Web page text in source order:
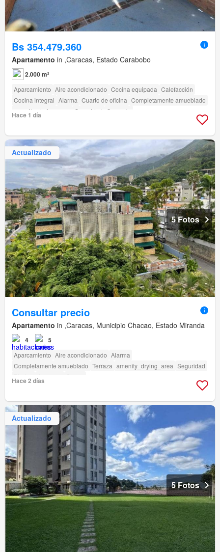
Bs 354.479.360
Apartamento in ,Caracas, Estado Carabobo
2.000 m²
Aparcamiento Aire acondicionado Cocina equipada Calefacción
Cocina integral Alarma Cuarto de oficina Completamente amueblado
amenity_drying_area
Seguridad Conserje
Hace 1 día
Actualizado
5 Fotos
Consultar precio
Apartamento in ,Caracas, Municipio Chacao, Estado Miranda
4 5
Aparcamiento Aire acondicionado Alarma
Completamente amueblado Terraza amenity_drying_area Seguridad
Piscina
Ascensor Sauna
Hace 2 días
Actualizado
5 Fotos